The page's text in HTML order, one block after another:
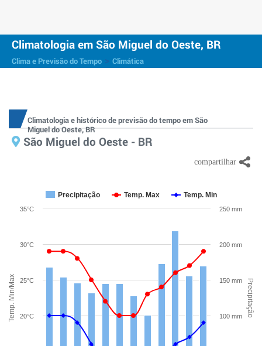
Climatologia em São Miguel do Oeste, BR
Clima e Previsão do Tempo Climática
Climatologia e histórico de previsão do tempo em São
Miguel do Oeste, BR
São Miguel do Oeste - BR
Temp. Min/Max Precipitação
Precipitação Temp. Max Temp. Min
20°C
25°C
30°C
35°C
100 mm
150 mm
200 mm
250 mm